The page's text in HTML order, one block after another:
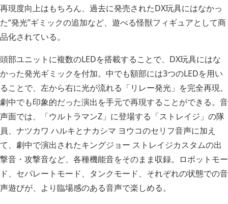
再現度向上はもちろん、過去に発売されたDX玩具にはなかっ
た“発光”ギミックの追加など、遊べる怪獣フィギュアとして商
品化されている。
頭部ユニットに複数のLEDを搭載することで、DX玩具にはな
かった発光ギミックを付加。中でも額部には3つのLEDを用い
ることで、左から右に光が流れる「リレー発光」を完全再現。
劇中でも印象的だった演出を手元で再現することができる。音
声面では、「ウルトラマンZ」に登場する「ストレイジ」の隊
員、ナツカワ ハルキとナカシマ ヨウコのセリフ音声に加え
て、劇中で演出されたキングジョー ストレイジカスタムの出
撃音・攻撃音など、各種機能音をそのまま収録。ロボットモー
ド、セパレートモード、タンクモード、それぞれの状態での音
声遊びが、より臨場感のある音声で楽しめる。